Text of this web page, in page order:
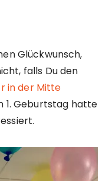
Glückwunsch,
falls Du den
in der Mitte
1. Geburtstag hatte